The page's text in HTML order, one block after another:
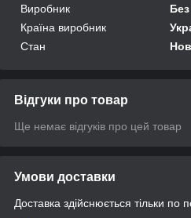
Виробник
Країна виробник
Стан
Відгуки про товар
Ще немає відгуків про цей товар
Умови доставки
Доставка здійснюється тільки по